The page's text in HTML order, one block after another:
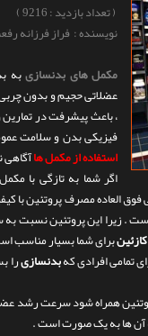
( تعداد بازدید : 9216 )
نویسنده : فراز فرزانه
مکمل های بدنسازیبه
عضلاتی حجیم و بدون
، باعث پیشرفت در
فیزیکی بدن و سلامت
استفاده از مکمل هاآگاهی
اگر شما به تازگی با
العاده مصرف پروتئین با
. زیرا این پروتئین نسبت
کازئینبرای شما بسیار مناسب
تمامی افرادی کهبدنسازیرا
همراه شود سرعت رشد
آن ها به یک صورت است .